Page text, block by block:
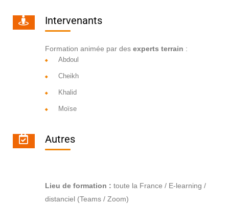
Intervenants
Formation animée par des experts terrain :
Abdoul
Cheikh
Khalid
Moïse
Autres
Lieu de formation : toute la France / E-learning /
distanciel (Teams / Zoom)